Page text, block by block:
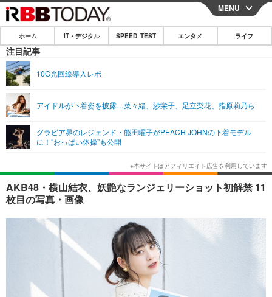
CLOSE
ホーム
IT・デジタル
ショッピング その他
SPEED TEST
エンタメ
エンタメTOP
韓国・芸能
音楽 スポーツ
ショッピング その他
ライフ
ライフTOP グルメ
ペット ショッピング
その他
リリース一覧
プッシュ通知の停止方法
MENU
ホーム IT・デジタル SPEED TEST エンタメ ライフ
注目記事
10G光回線導入レポ
アイドルが下着姿を披露…菜々緒、紗栄子、足立梨花、指原莉乃ら
グラビア界のレジェンド・熊田曜子がPEACH JOHNの下着モデル
に！“おっぱい体操”も公開
AKB48・横山結衣、妖艶なランジェリーショット初解禁 11
枚目の写真・画像